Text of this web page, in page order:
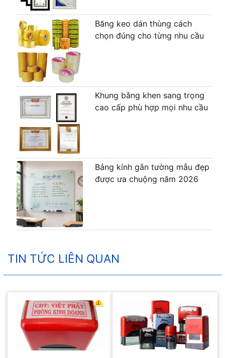
Băng keo dán thùng cách
chọn đúng cho từng nhu cầu
Khung bằng khen sang trọng
cao cấp phù hợp mọi nhu cầu
Bảng kính gắn tường mẫu đẹp
được ưa chuộng năm 2026
TIN TỨC LIÊN QUAN